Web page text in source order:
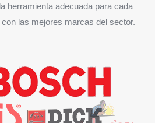
herramienta adecuada para cada
las mejores marcas del sector.